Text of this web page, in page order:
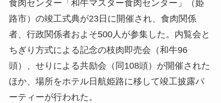
食肉センター「和牛マスター食肉センター」（姫
路市）の竣工式典が23日に開催され、食肉関係
者、行政関係者およそ500人が参集した。内覧会と
ちぎり方式による記念の枝肉即売会（和牛96
頭）、せりによる共励会（同108頭）が開催された
ほか、場所をホテル日航姫路に移して竣工披露パ
ーティーが行われた。